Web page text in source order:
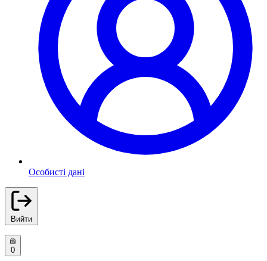
Особисті дані
Вийти
0